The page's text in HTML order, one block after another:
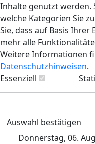
Inhalte genutzt werden.
welche Kategorien Sie
Sie, dass auf Basis
mehr alle
Weitere Informationen
Datenschutzhinweisen.
Essenziell
Auswahl bestätigen
Donnerstag, 06.